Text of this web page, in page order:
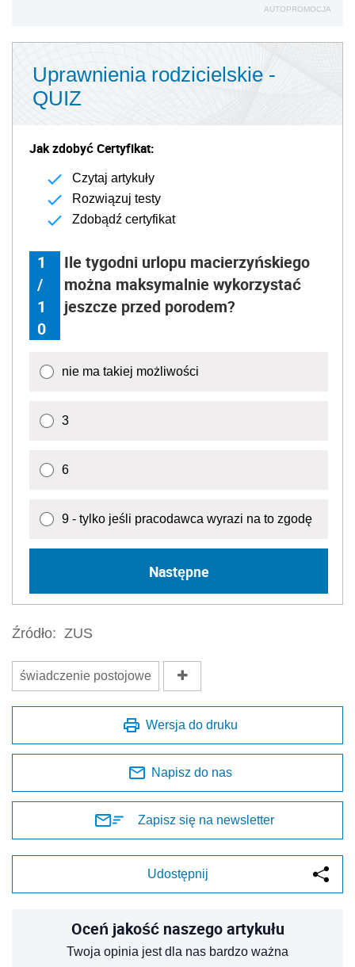
AUTOPROMOCJA
Uprawnienia rodzicielskie -
QUIZ
Jak zdobyć Certyfikat:
Czytaj artykuły
Rozwiązuj testy
Zdobądź certyfikat
1
/
1
0
Ile tygodni urlopu macierzyńskiego
można maksymalnie wykorzystać
jeszcze przed porodem?
nie ma takiej możliwości
3
6
9 - tylko jeśli pracodawca wyrazi na to zgodę
Następne
Źródło: ZUS
świadczenie postojowe
Wersja do druku
Napisz do nas
Zapisz się na newsletter
Udostępnij
Oceń jakość naszego artykułu
Twoja opinia jest dla nas bardzo ważna